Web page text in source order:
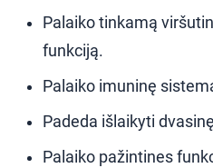
Palaiko tinkamą
funkciją.
Palaiko imuninę
Padeda išlaikyti
Palaiko pažintines